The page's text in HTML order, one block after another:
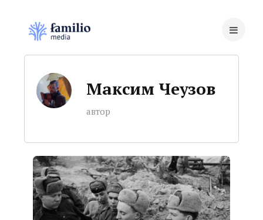
Максим Чеузов
автор